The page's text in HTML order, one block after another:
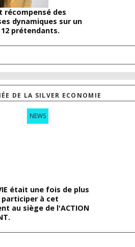
récompensé des
dynamiques sur un
prétendants.
DE LA SILVER ECONOMIE
NEWS
était une fois de plus
à cet
au siège de l'ACTION